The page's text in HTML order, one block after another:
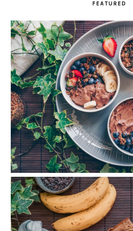
FEATURED